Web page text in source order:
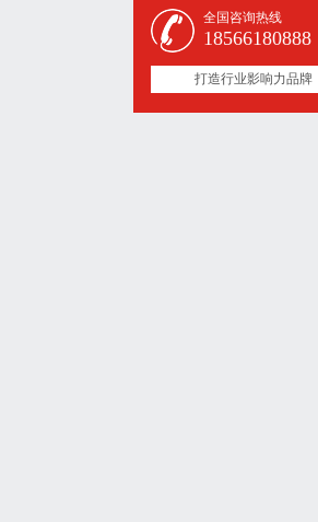
全国咨询热线
18566180888
打造行业影响力品牌